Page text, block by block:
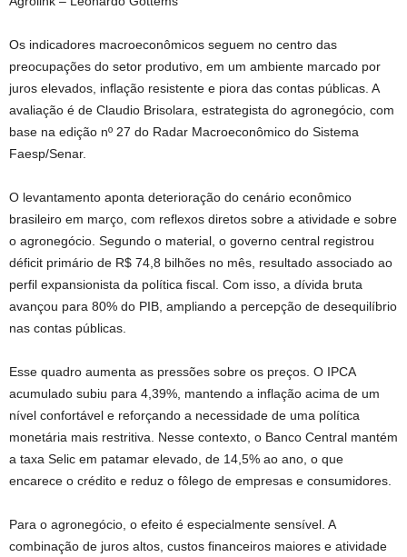
Os indicadores macroeconômicos seguem no centro das
preocupações do setor produtivo, em um ambiente marcado por
juros elevados, inflação resistente e piora das contas públicas. A
avaliação é de Claudio Brisolara, estrategista do agronegócio, com
base na edição nº 27 do Radar Macroeconômico do Sistema
Faesp/Senar.
O levantamento aponta deterioração do cenário econômico
brasileiro em março, com reflexos diretos sobre a atividade e sobre
o agronegócio. Segundo o material, o governo central registrou
déficit primário de R$ 74,8 bilhões no mês, resultado associado ao
perfil expansionista da política fiscal. Com isso, a dívida bruta
avançou para 80% do PIB, ampliando a percepção de desequilíbrio
nas contas públicas.
Esse quadro aumenta as pressões sobre os preços. O IPCA
acumulado subiu para 4,39%, mantendo a inflação acima de um
nível confortável e reforçando a necessidade de uma política
monetária mais restritiva. Nesse contexto, o Banco Central mantém
a taxa Selic em patamar elevado, de 14,5% ao ano, o que
encarece o crédito e reduz o fôlego de empresas e consumidores.
Para o agronegócio, o efeito é especialmente sensível. A
combinação de juros altos, custos financeiros maiores e atividade